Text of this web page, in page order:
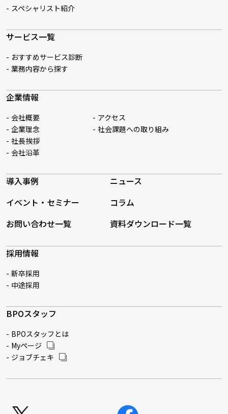
スペシャリスト紹介
サービス一覧
おすすめサービス診断
業務内容から探す
企業情報
会社概要
企業理念
社長挨拶
会社沿革
アクセス
社会課題への取り組み
導入事例
ニュース
イベント・セミナー
コラム
お問い合わせ一覧
資料ダウンロード一覧
採用情報
新卒採用
中途採用
BPOスタッフ
BPOスタッフとは
Myページ
ジョブチェキ